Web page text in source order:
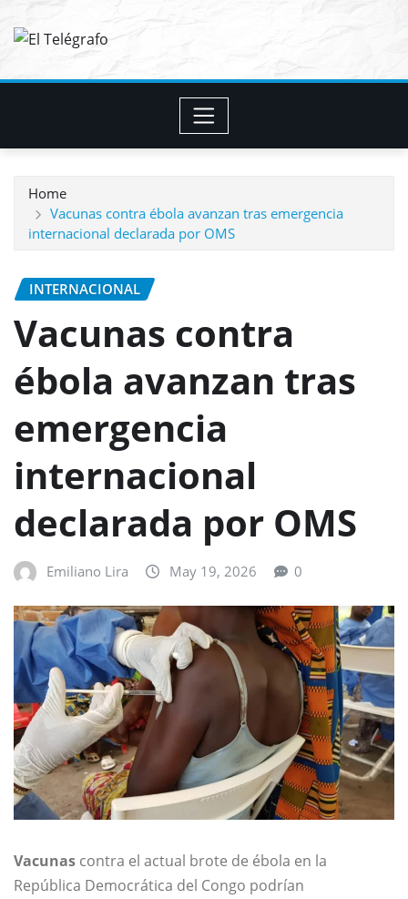
Home
Vacunas contra ébola avanzan tras emergencia
internacional declarada por OMS
INTERNACIONAL
Vacunas contra
ébola avanzan tras
emergencia
internacional
declarada por OMS
Emiliano Lira May 19, 2026 0
Vacunas contra el actual brote de ébola en la
República Democrática del Congo podrían